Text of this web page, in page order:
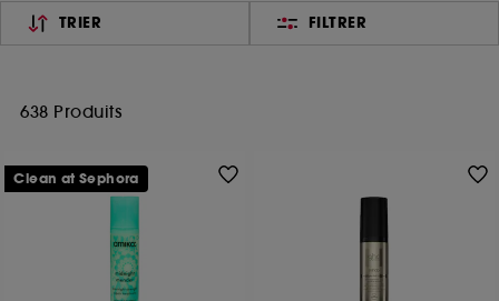
TRIER FILTRER
638 Produits
Clean at Sephora